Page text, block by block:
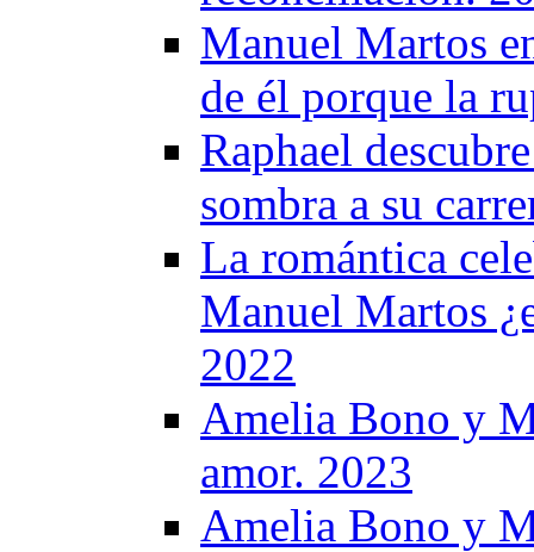
Manuel Martos
de él porque la
Raphael
sombra a su
La romántica
Manuel Martos
2022
Amelia Bono y
amor. 2023
Amelia Bono y